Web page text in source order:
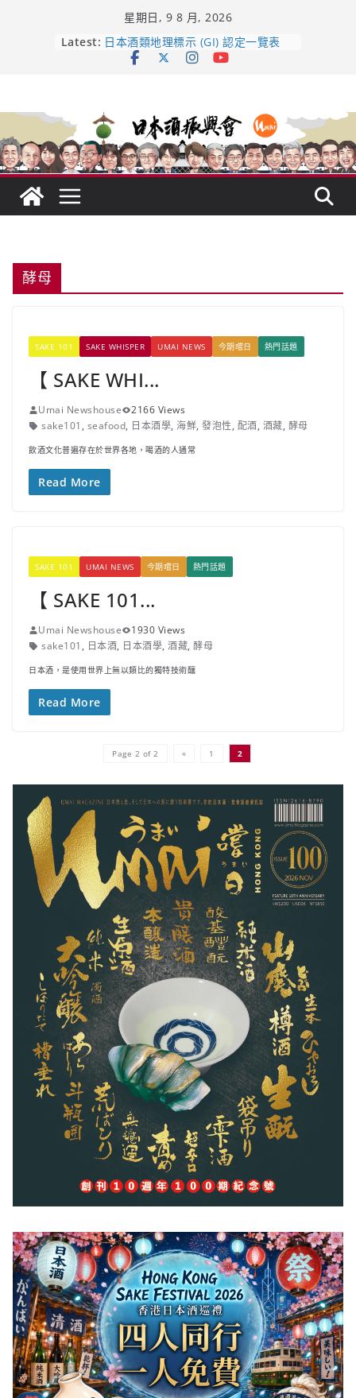
星期日, 9 8 月, 2026
Latest: 吟釀的堅持與傳承 ～ くどき上手
日本酒類地理標示 (GI) 認定一覽表
【酒業商戰】130年老酒藏殺入股票
市場！梅乃宿上市背後的密碼
酵母
SAKE 101 SAKE WHISPER UMAI NEWS 今期嚐日 熱門話題
【 SAKE WHI...
Umai Newshouse
2166 Views
sake101 , seafood, 日本酒學, 海鮮, 發泡性, 配酒, 酒藏, 酵母
飲酒文化普遍存在於世界各地，喝酒的人通常
Read More
SAKE 101 UMAI NEWS 今期嚐日 熱門話題
【 SAKE 101...
Umai Newshouse
1930 Views
sake101 , 日本酒, 日本酒學, 酒藏, 酵母
日本酒，是使用世界上無以類比的獨特技術釀
Read More
Page 2 of 2 « 1 2